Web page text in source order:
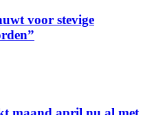
voor stevige